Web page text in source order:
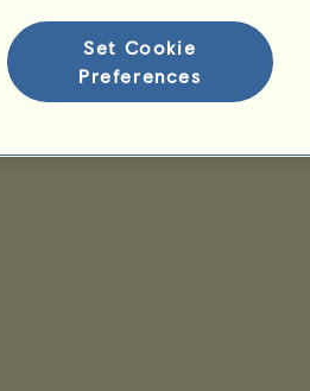
Set Cookie
Preferences